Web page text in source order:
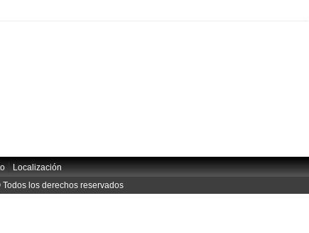
|Localización
los derechos reservados